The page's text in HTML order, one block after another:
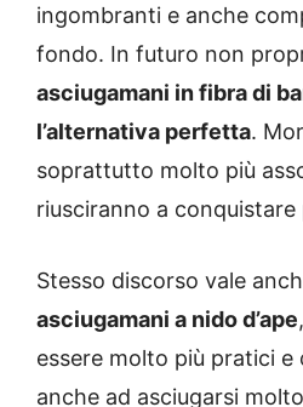
ingombranti e anche
fondo. In futuro non
asciugamani in fibra di
l’alternativa perfetta.
soprattutto molto più
riusciranno a
Stesso discorso vale
asciugamani a nido d’ape
essere molto più pratici e
anche ad asciugarsi